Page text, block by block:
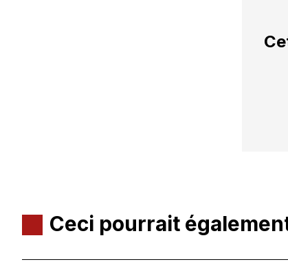
Ceci pourrait